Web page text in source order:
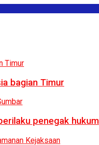
bagian Timur
penegak hukum